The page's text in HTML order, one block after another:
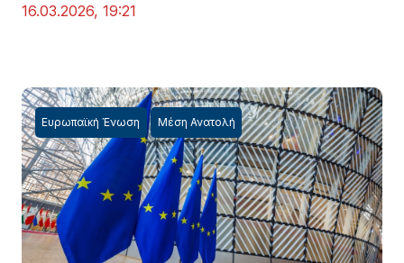
16.03.2026, 19:21
Ευρωπαϊκή Ένωση Μέση Ανατολή